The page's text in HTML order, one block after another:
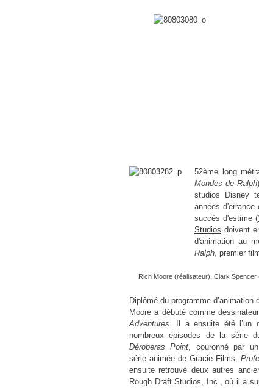
52ème long
Mondes de Ralph
studios Disney
années d'errance
succès d'estime (
Studios doivent
d'animation au
Ralph, premier
Rich Moore (réalisateur), Clark
Diplômé du programme
Moore a débuté comme
Adventures. Il a ensuite été l’un
nombreux épisodes
de la série
Déroberas Point, couronné par
série animée de Gracie Films,
ensuite retrouvé deux autres
Rough Draft Studios, Inc., où il a